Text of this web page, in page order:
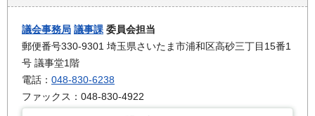
議会事務局 議事課 委員会担当
郵便番号330-9301 埼玉県さいたま市浦和区高砂三丁目15番1
号 議事堂1階
電話： 048-830-6238
ファックス：048-830-4922